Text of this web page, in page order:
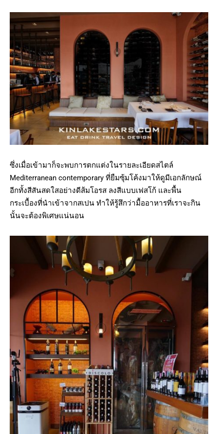
ซึ่งเมื่อเข้ามาก็จะพบการตกแต่งในรายละเอียดสไตล์
Mediterranean contemporary ที่ยืมซุ้มโค้งมาให้ดูมีเอกลักษณ์
อีกทั้งสีสันสดใสอย่างดีส้มโอรส ลงสีแบบเฟสโก้ และพื้น
กระเบื้องที่นำเข้าจากสเปน ทำให้รู้สึกว่ามื้ออาหารที่เราจะกิน
นั้นจะต้องพิเศษแน่นอน